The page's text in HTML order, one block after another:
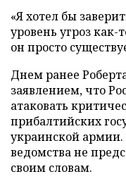
«Я хотел бы
уровень угроз
он просто
Днем ранее
заявлением, что
атаковать
прибалтийских
украинской армии.
ведомства не
своим словам.